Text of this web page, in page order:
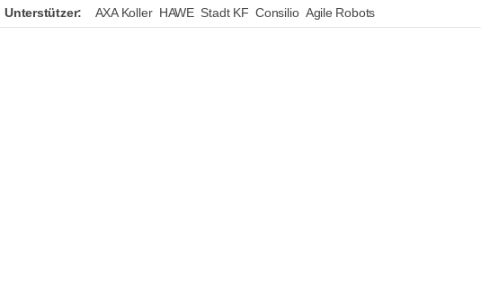
Unterstützer: AXA Koller HAWE Stadt KF Consilio Agile Robots